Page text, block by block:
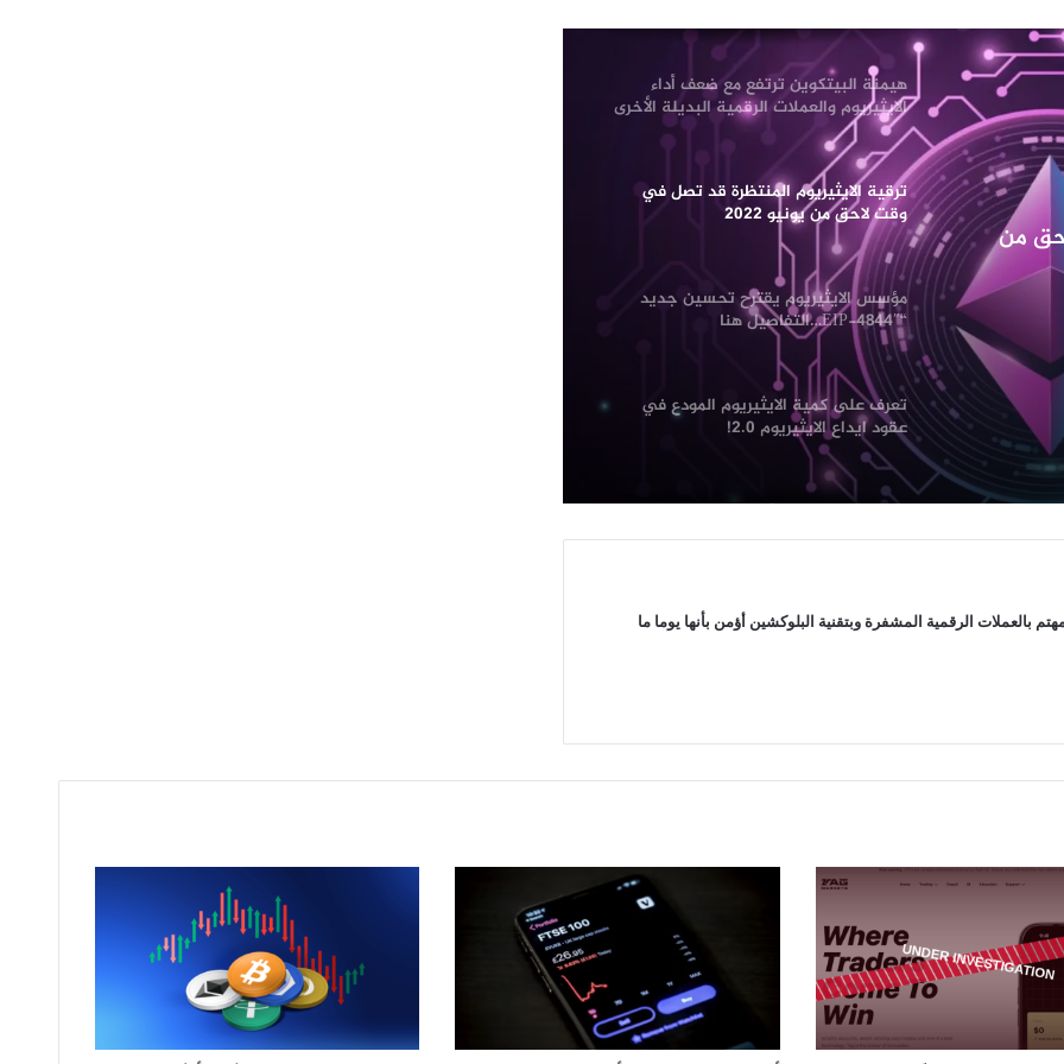
من
مؤسس الايثيريوم يقترح تحسين جديد “EIP-4844″…
الايثيريوم والعملات الرقمية البديلة الأخرى
ترقية الايثيريوم المنتظرة قد تصل في
وقت لاحق من يونيو 2022
مؤسس الايثيريوم يقترح تحسين جديد
“EIP-4844″…التفاصيل هنا
تعرف على كمية الايثيريوم المودع في
عقود ايداع الايثيريوم 2.0!
مؤسس كاردانو: الايثيريوم 2.0 لن يتم
يتم إطلاقه في عام 2024
هيمنة البيتكوين ترتفع مع ضعف أداء
مؤسس الايثيريوم يقترح تحسين جديد
الرقمية المشفرة وبتقنية البلوكشين أؤمن بأنها يوما ما